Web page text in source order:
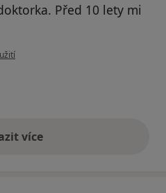
Před 10 lety mi
Váš účet byl odstraněn
více
výše uvedené názory